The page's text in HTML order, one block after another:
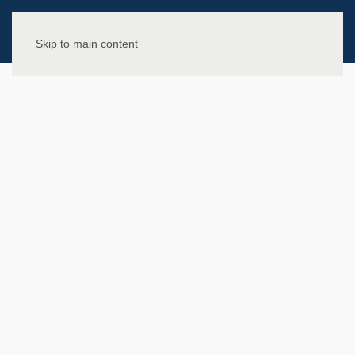
Skip to main content